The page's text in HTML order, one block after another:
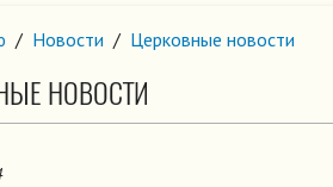
/ Новости / Церковные новости
НОВОСТИ